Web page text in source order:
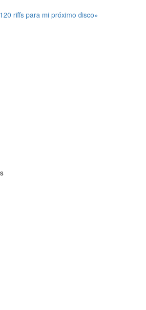
riffs para mi próximo disco»